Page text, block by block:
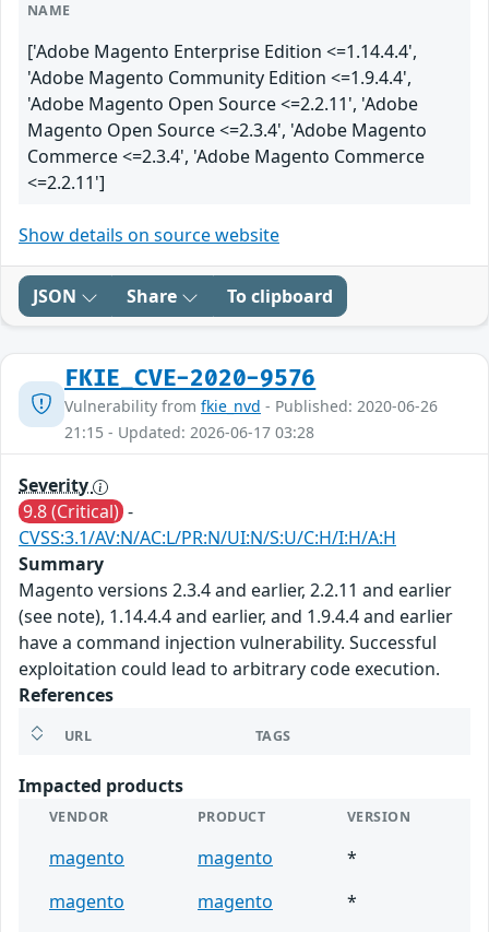
NAME
['Adobe Magento Enterprise Edition <=1.14.4.4',
'Adobe Magento Community Edition <=1.9.4.4',
'Adobe Magento Open Source <=2.2.11', 'Adobe
Magento Open Source <=2.3.4', 'Adobe Magento
Commerce <=2.3.4', 'Adobe Magento Commerce
<=2.2.11']
Show details on source website
JSON Share To clipboard
FKIE_CVE-2020-9576
Vulnerability from fkie_nvd - Published: 2020-06-26
21:15 - Updated: 2026-06-17 03:28
Severity
9.8 (Critical) -
CVSS:3.1/AV:N/AC:L/PR:N/UI:N/S:U/C:H/I:H/A:H
Summary
Magento versions 2.3.4 and earlier, 2.2.11 and earlier
(see note), 1.14.4.4 and earlier, and 1.9.4.4 and earlier
have a command injection vulnerability. Successful
exploitation could lead to arbitrary code execution.
References
URL TAGS
Impacted products
VENDOR PRODUCT VERSION
magento magento
*
magento
magento
*